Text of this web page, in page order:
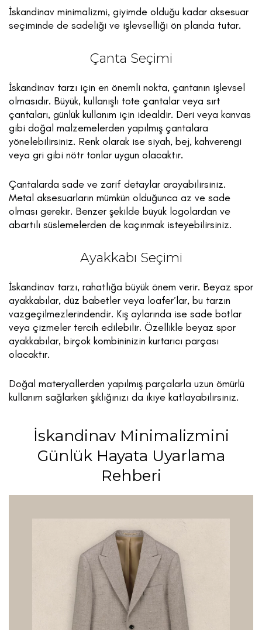
İskandinav minimalizmi, giyimde olduğu kadar aksesuar
seçiminde de sadeliği ve işlevselliği ön planda tutar.
Çanta Seçimi
İskandinav tarzı için en önemli nokta, çantanın işlevsel
olmasıdır. Büyük, kullanışlı tote çantalar veya sırt
çantaları, günlük kullanım için idealdir. Deri veya kanvas
gibi doğal malzemelerden yapılmış çantalara
yönelebilirsiniz. Renk olarak ise siyah, bej, kahverengi
veya gri gibi nötr tonlar uygun olacaktır.
Çantalarda sade ve zarif detaylar arayabilirsiniz.
Metal aksesuarların mümkün olduğunca az ve sade
olması gerekir. Benzer şekilde büyük logolardan ve
abartılı süslemelerden de kaçınmak isteyebilirsiniz.
Ayakkabı Seçimi
İskandinav tarzı, rahatlığa büyük önem verir. Beyaz spor
ayakkabılar, düz babetler veya loafer’lar, bu tarzın
vazgeçilmezlerindendir. Kış aylarında ise sade botlar
veya çizmeler tercih edilebilir. Özellikle beyaz spor
ayakkabılar, birçok kombininizin kurtarıcı parçası
olacaktır.
Doğal materyallerden yapılmış parçalarla uzun ömürlü
kullanım sağlarken şıklığınızı da ikiye katlayabilirsiniz.
İskandinav Minimalizmini
Günlük Hayata Uyarlama
Rehberi